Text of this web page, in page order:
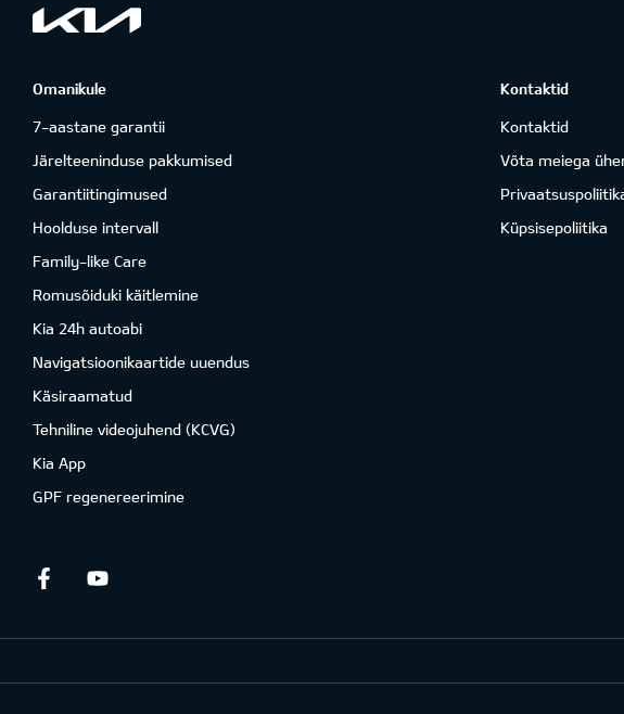
Omanikule
7-aastane garantii
Järelteeninduse pakkumised
Garantiitingimused
Hoolduse intervall
Family-like Care
Romusõiduki käitlemine
Kia 24h autoabi
Navigatsioonikaartide uuendus
Käsiraamatud
Tehniline videojuhend (KCVG)
Kia App
GPF regenereerimine
Kontaktid
Kontaktid
Võta meiega
Küpsisepoliitika
Facebook